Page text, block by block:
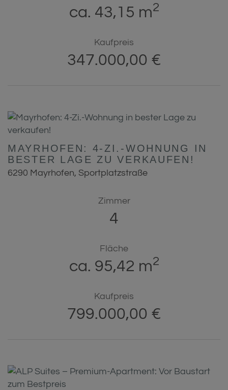
ca. 43,15 m2
Kaufpreis
347.000,00 €
MAYRHOFEN: 4-ZI.-WOHNUNG IN
BESTER LAGE ZU VERKAUFEN!
6290 Mayrhofen, Sportplatzstraße
Zimmer
4
Fläche
ca. 95,42 m2
Kaufpreis
799.000,00 €